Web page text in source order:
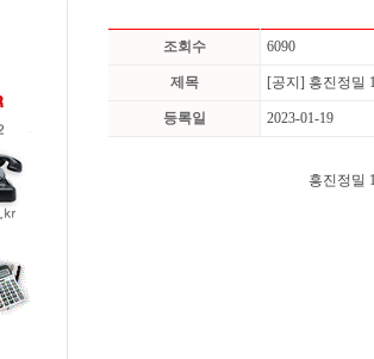
조회수 6090
제목 [공지] 흥진정밀
등록일 2023-01-19
흥진정밀